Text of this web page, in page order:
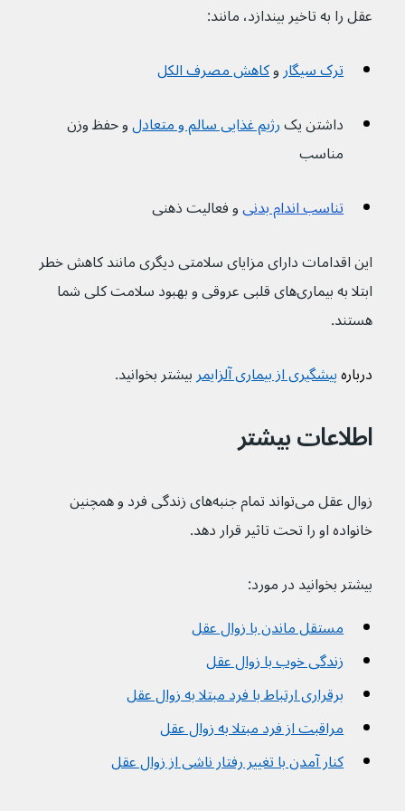
عقل را به تاخیر بیندازد، مانند:
ترک سیگار و کاهش مصرف الکل
داشتن یک رژیم غذایی سالم و متعادل و حفظ وزن
مناسب
تناسب اندام بدنی و فعالیت ذهنی
این اقدامات دارای مزایای سلامتی دیگری مانند کاهش خطر
ابتلا به بیماری‌های قلبی عروقی و بهبود سلامت کلی شما
هستند.
درباره پیشگیری از بیماری آلزایمر بیشتر بخوانید.
اطلاعات بیشتر
زوال عقل می‌تواند تمام جنبه‌های زندگی فرد و همچنین
خانواده او را تحت تاثیر قرار دهد.
بیشتر بخوانید در مورد:
مستقل ماندن با زوال عقل
زندگی خوب با زوال عقل
برقراری ارتباط با فرد مبتلا به زوال عقل
مراقبت از فرد مبتلا به زوال عقل
کنار آمدن با تغییر رفتار ناشی از زوال عقل